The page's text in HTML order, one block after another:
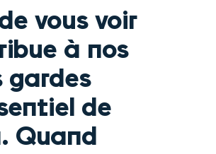
vous voir
à nos
gardes
de
Quand